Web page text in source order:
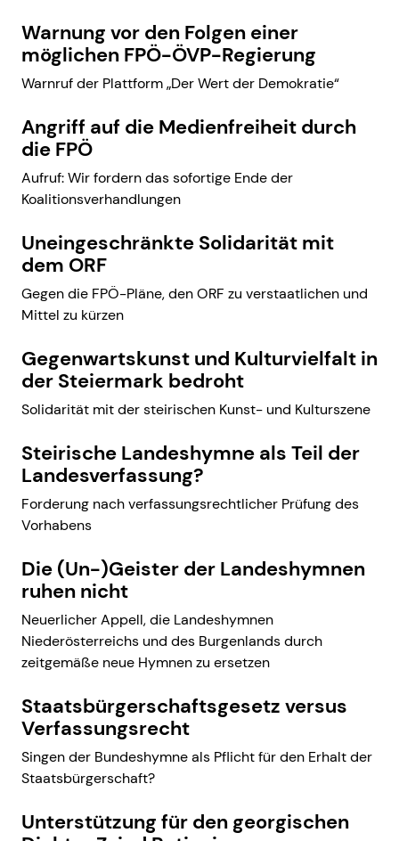
Warnung vor den Folgen einer
möglichen FPÖ-ÖVP-Regierung
Warnruf der Plattform „Der Wert der Demokratie“
Angriff auf die Medienfreiheit durch
die FPÖ
Aufruf: Wir fordern das sofortige Ende der
Koalitionsverhandlungen
Uneingeschränkte Solidarität mit
dem ORF
Gegen die FPÖ-Pläne, den ORF zu verstaatlichen und
Mittel zu kürzen
Gegenwartskunst und Kulturvielfalt in
der Steiermark bedroht
Solidarität mit der steirischen Kunst- und Kulturszene
Steirische Landeshymne als Teil der
Landesverfassung?
Forderung nach verfassungsrechtlicher Prüfung des
Vorhabens
Die (Un-)Geister der Landeshymnen
ruhen nicht
Neuerlicher Appell, die Landeshymnen
Niederösterreichs und des Burgenlands durch
zeitgemäße neue Hymnen zu ersetzen
Staatsbürgerschaftsgesetz versus
Verfassungsrecht
Singen der Bundeshymne als Pflicht für den Erhalt der
Staatsbürgerschaft?
Unterstützung für den georgischen